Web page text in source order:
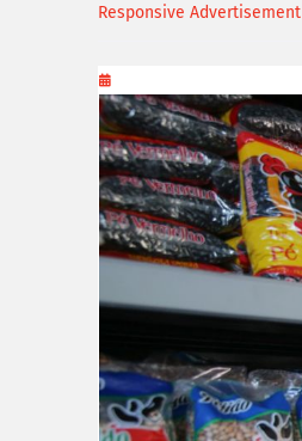
Responsive Advertisement